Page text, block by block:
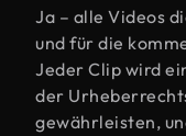
Ja – alle Videos
und für die
Jeder Clip wird
der
gewährleisten,